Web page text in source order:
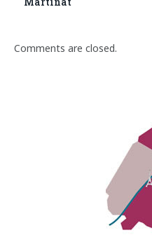
Comments are closed.